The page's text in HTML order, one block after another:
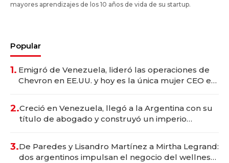
mayores aprendizajes de los 10 años de vida de su startup.
Popular
1. Emigró de Venezuela, lideró las operaciones de
Chevron en EE.UU. y hoy es la única mujer CEO en
2.Creció en Venezuela, llegó a la Argentina con su
título de abogado y construyó un imperio
3.De Paredes y Lisandro Martínez a Mirtha Legrand:
dos argentinos impulsan el negocio del wellness